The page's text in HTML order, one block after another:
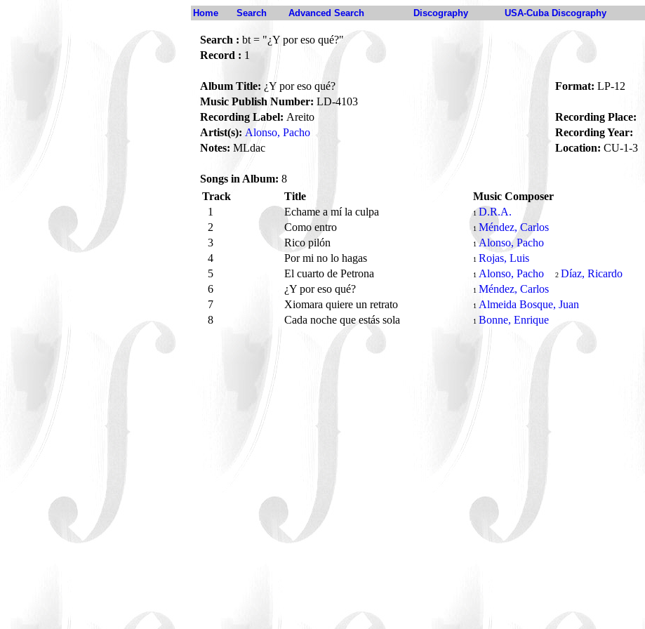
Home Search Advanced Search Discography USA-Cuba Discography
Search : bt = "¿Y por eso qué?"
Record : 1
Album Title: ¿Y por eso qué? Format: LP-12
Music Publish Number: LD-4103
Recording Label: Areito
Recording Place:
Artist(s): Alonso, Pacho
Recording Year:
Notes: MLdac Location: CU-1-3
Songs in Album: 8
Track
Title Music Composer
1
Echame a mí la culpa 1 D.R.A.
2
Como entro 1 Méndez, Carlos
3
Rico pilón 1Alonso, Pacho
4
Por mi no lo hagas 1 Rojas, Luis
5
El cuarto de Petrona 1 Alonso, Pacho 2 Díaz, Ricardo
6
¿Y por eso qué? 1 Méndez, Carlos
7
Xiomara quiere un retrato 1 Almeida Bosque, Juan
8
Cada noche que estás sola 1 Bonne, Enrique